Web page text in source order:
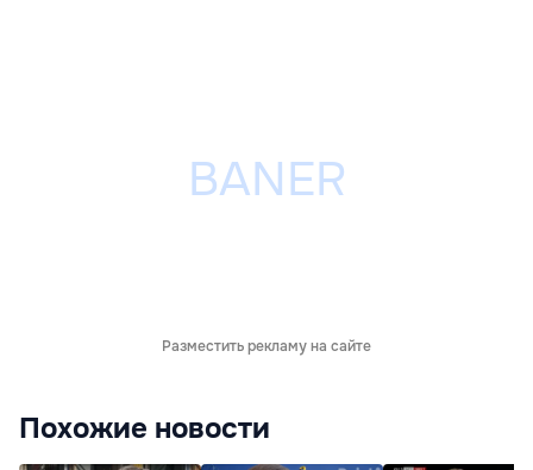
Разместить рекламу на сайте
Похожие новости